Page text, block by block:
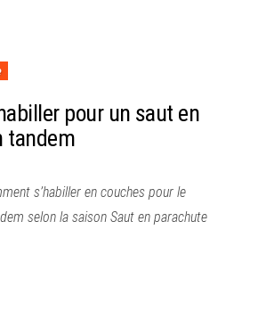
pour un saut en
tandem
s’habiller en couches pour le
selon la saison Saut en parachute